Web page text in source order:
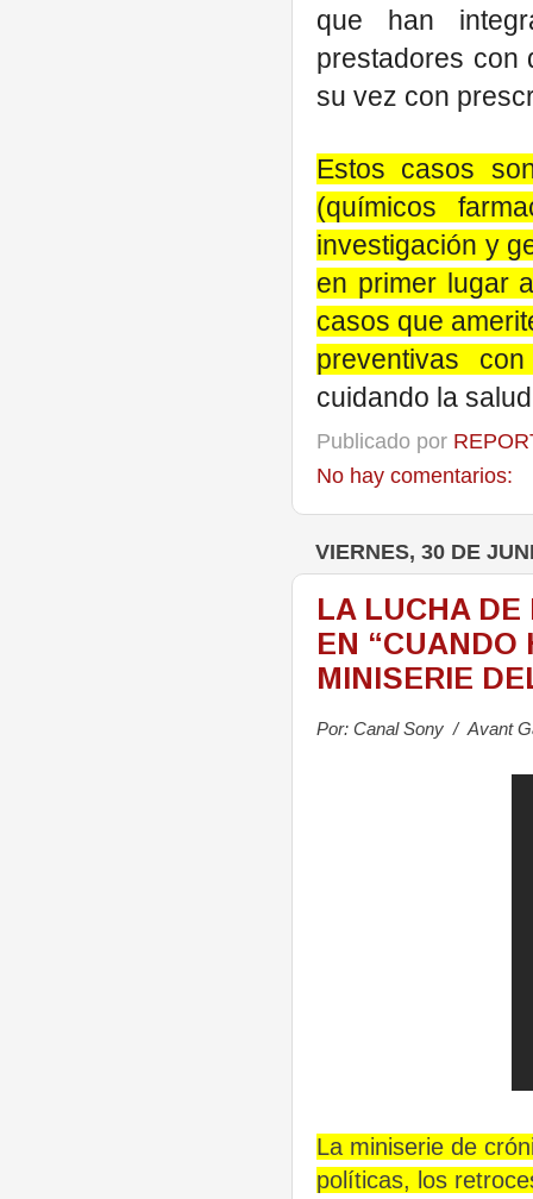
que han
prestadores con
su vez con
Estos casos
(químicos
investigación y
en primer lugar
casos que
preventivas
cuidando la
Publicado por
No hay comentarios:
VIERNES, 30 DE
LA LUCHA DE
EN “CUANDO
MINISERIE
Por: Canal Sony / Avant
La miniserie de
políticas, los